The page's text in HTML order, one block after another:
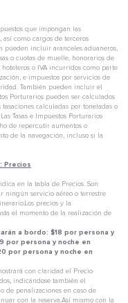
que impongan las
como cargos de terceros
pueden incluir aranceles aduaneros,
o cuotas de muelle, honorarios de
o IVA incurridos como parte
e impuestos por servicios de
También pueden incluir el
Porturarios pueden ser calculados
calculadas por toneladas o
Tasas e Impuestos Porturarios
de repercutir aumentos o
de la navegación, incluso si la
Precios
en la tabla de Precios. Son
ningún servicio aéreo o terrestre
precios y la
el momento de la realización de
a bordo: $18 por persona y
por persona y noche en
por persona y noche en
con claridad el Precio
indicándose también el
de penalizaciones en caso de
con la reserva.Así mismo con la